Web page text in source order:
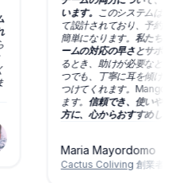
います。このシステムはコ
て設計されており、予約・
簡単になります。 私たちが
ームの対応の早さとサポー
るとき、助けが必要なとき
つでも、丁寧に耳を傾け、
つけてくれます。
ます。 信頼でき、使いやす
方に、心からおすすめしま
Maria Mayordomo
Cactus Coliving創業者